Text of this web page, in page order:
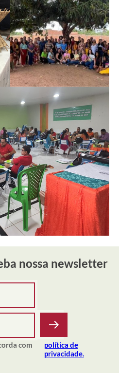
nossa newsletter
com
política de
privacidade.